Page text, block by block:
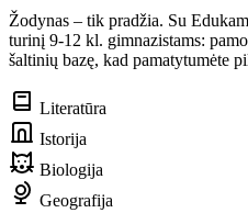
Žodynas – tik pradžia. Su
turinį 9-12 kl. gimnazistams:
šaltinių bazę, kad pamatytumėte
Literatūra
Istorija
Biologija
Geografija